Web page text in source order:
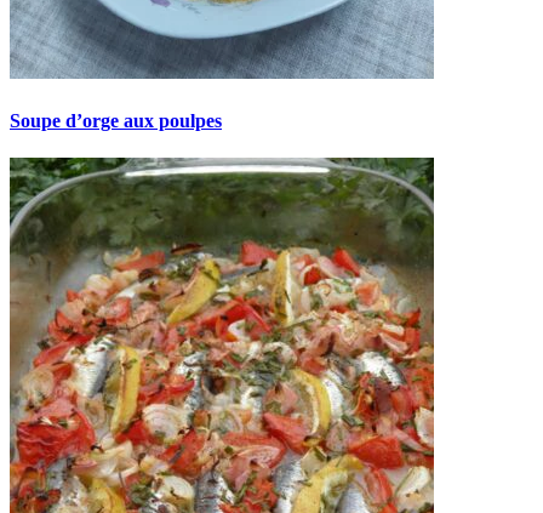
Soupe d’orge aux poulpes